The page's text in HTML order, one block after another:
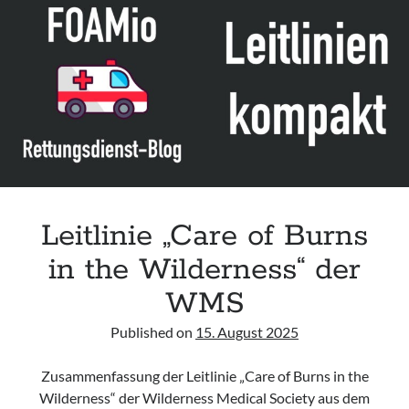
Leitlinie „Care of Burns
in the Wilderness“ der
WMS
Published on 15. August 2025
Zusammenfassung der Leitlinie „Care of Burns in the
Wilderness“ der Wilderness Medical Society aus dem